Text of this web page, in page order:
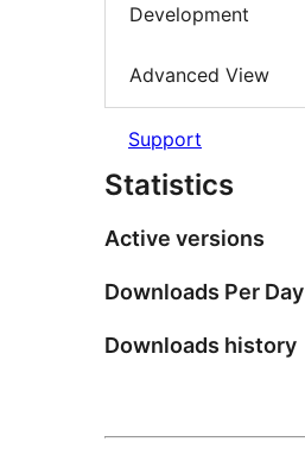
Development
Advanced View
Support
Statistics
Active versions
Downloads Per Day
Downloads history